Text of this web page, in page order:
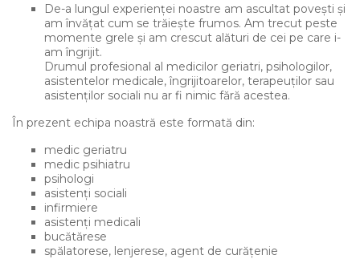
De-a lungul experienței noastre am ascultat povești și
am învățat cum se trăiește frumos. Am trecut peste
momente grele și am crescut alături de cei pe care i-
am îngrijit.
Drumul profesional al medicilor geriatri, psihologilor,
asistentelor medicale, îngrijitoarelor, terapeuților sau
asistenților sociali nu ar fi nimic fără acestea.
În prezent echipa noastră este formată din:
medic geriatru
medic psihiatru
psihologi
asistenți sociali
infirmiere
asistenți medicali
bucătărese
spălatorese, lenjerese, agent de curățenie